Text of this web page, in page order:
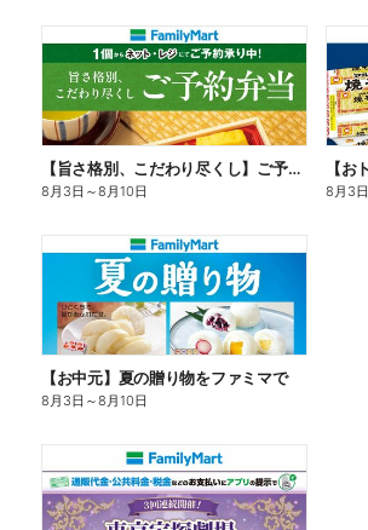
【旨さ格別、こだわり尽くし】ご予約弁当
8月3日 ～8月10日 8月3日
【お中元】夏の贈り物をファミマで
8月3日 ～8月10日